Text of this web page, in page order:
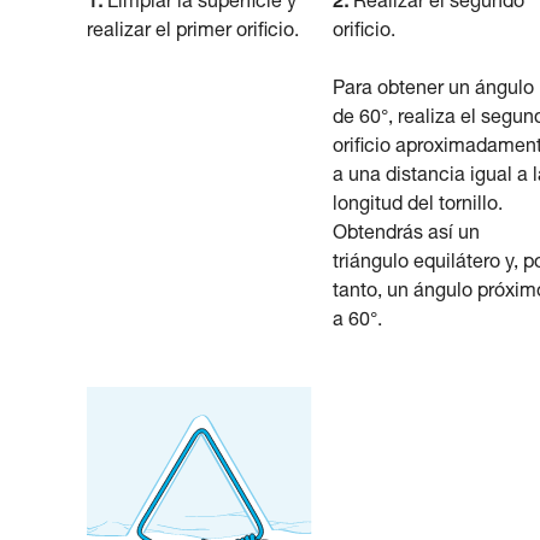
realizar el primer orificio.
orificio.
Para obtener un ángulo
de 60°, realiza el
orificio
a una distancia igual a
longitud del tornillo.
Obtendrás así un
triángulo equilátero y,
tanto, un ángulo
a 60°.